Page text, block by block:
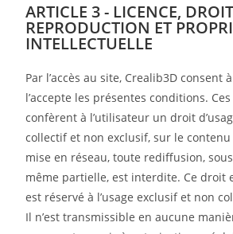
ARTICLE 3 - LICENCE,
REPRODUCTION ET
INTELLECTUELLE
Par l’accès au site, Crealib3D consent
l’accepte les présentes conditions.
confèrent à l’utilisateur un droit
collectif et non exclusif, sur le
mise en réseau, toute rediffusion,
même partielle, est interdite. Ce droit
est réservé à l’usage exclusif et non
Il n’est transmissible en aucune